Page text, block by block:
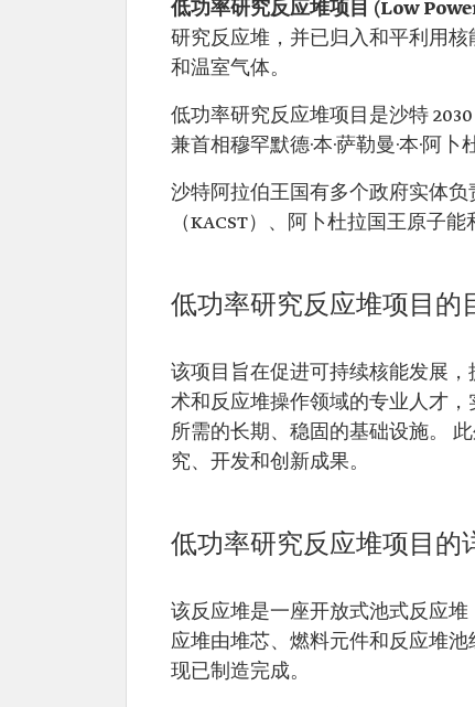
低功率研究反应堆项目 (Low
研究反应堆，并已归入和平利用
和温室气体。
低功率研究反应堆项目是沙特
兼首相穆罕默德·本·萨勒曼·本·阿
沙特阿拉伯王国有多个政府实体
（KACST）、阿卜杜拉国王原子
低功率研究反应堆项目的
该项目旨在促进可持续核能发展
术和反应堆操作领域的专业人才
所需的长期、稳固的基础设施。
究、开发和创新成果。
低功率研究反应堆项目的
该反应堆是一座开放式池式反应
应堆由堆芯、燃料元件和反应堆
现已制造完成。